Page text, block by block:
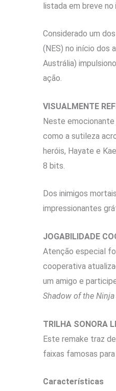
listada em breve no
Considerado um
(NES) no início dos
Austrália)
ação.
VISUALMENTE
Neste emocionante
como a sutileza
heróis, Hayate e
8 bits.
Dos inimigos
impressionantes
JOGABILIDADE
Atenção especial
cooperativa
um amigo e
Shadow of the
TRILHA SONORA
Este remake traz
faixas famosas
Características